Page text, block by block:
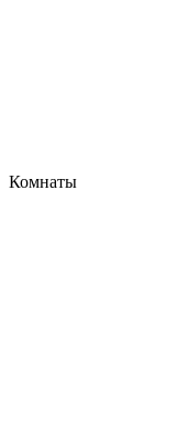
Комнаты